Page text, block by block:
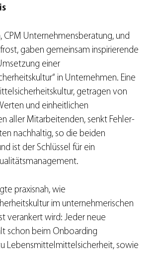
CPM Unternehmensberatung, und
gaben gemeinsam inspirierende
einer
in Unternehmen. Eine
getragen von
und einheitlichen
aller Mitarbeitenden, senkt Fehler-
nachhaltig, so die beiden
ist der Schlüssel für ein
praxisnah, wie
im unternehmerischen
verankert wird: Jeder neue
schon beim Onboarding
Lebensmittelmittelsicherheit, sowie